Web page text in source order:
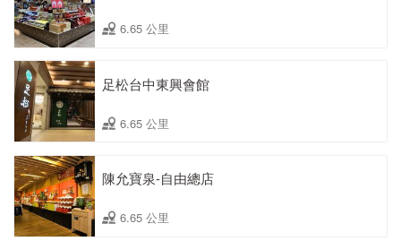
6.65 公里
足松台中東興會館
6.65 公里
陳允寶泉-自由總店
6.65 公里